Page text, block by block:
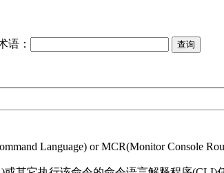
语：
Language) or MCR(Monitor Console